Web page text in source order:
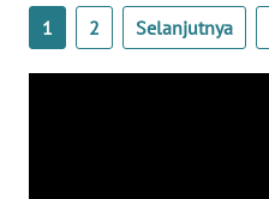
1 2 Selanjutnya
WN
SULTRA